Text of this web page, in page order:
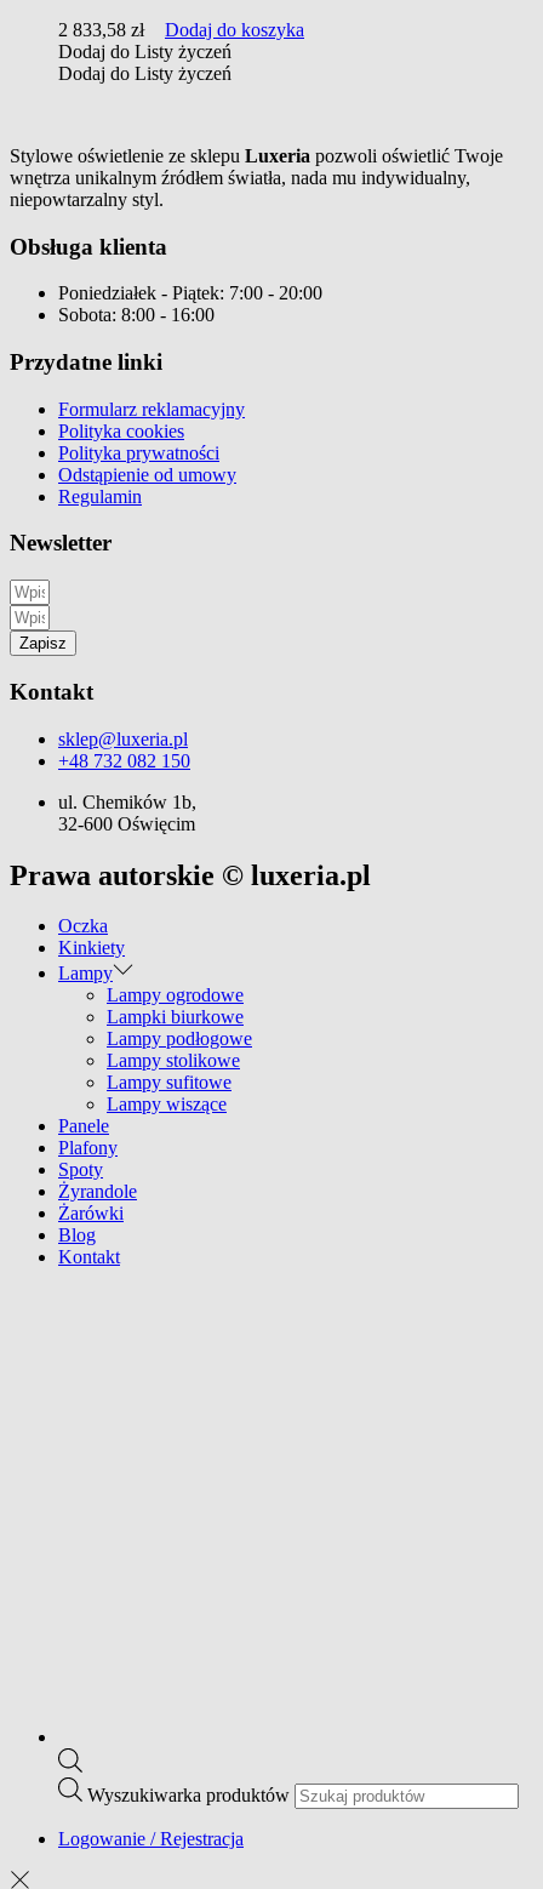
2 833,58 zł
Dodaj do koszyka
Dodaj do Listy życzeń
Dodaj do Listy życzeń
Stylowe oświetlenie ze sklepu Luxeria pozwoli oświetlić Twoje
wnętrza unikalnym źródłem światła, nada mu indywidualny,
niepowtarzalny styl.
Obsługa klienta
Poniedziałek - Piątek: 7:00 - 20:00
Sobota: 8:00 - 16:00
Przydatne linki
Formularz reklamacyjny
Polityka cookies
Polityka prywatności
Odstąpienie od umowy
Regulamin
Newsletter
Zapisz
Kontakt
sklep@luxeria.pl
+48 732 082 150
ul. Chemików 1b,
32-600 Oświęcim
Prawa autorskie © luxeria.pl
Oczka
Kinkiety
Lampy
Lampy ogrodowe
Lampki biurkowe
Lampy podłogowe
Lampy stolikowe
Lampy sufitowe
Lampy wiszące
Panele
Plafony
Spoty
Żyrandole
Żarówki
Blog
Kontakt
Wyszukiwarka produktów
Logowanie / Rejestracja